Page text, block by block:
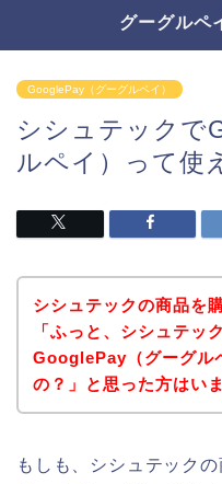
グーグルペ
GooglePay（グーグルペイ）
シシュテックで
ルペイ）って使
シシュテックの商品を
「ふっと、シシュテッ
GooglePay（グーグル
の？」と思った方はい
もしも、シシュテック